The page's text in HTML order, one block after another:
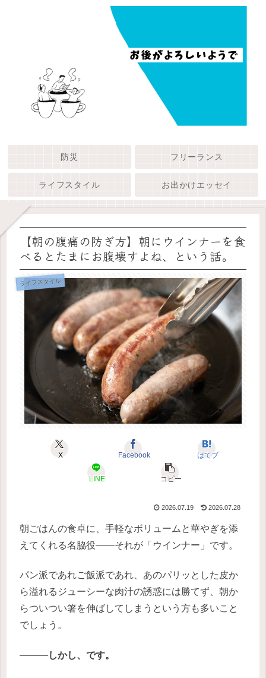
防災 フリーランス
ライフスタイル お出かけエッセイ
【朝の腹痛の防ぎ方】朝にウインナーを食
べるとたまにお腹壊すよね、という話。
ライフスタイル
X Facebook はてブ
LINE コピー
2026.07.19 2026.07.28
朝ごはんの食卓に、手軽なボリュームと華やぎを添
えてくれる名脇役——それが「ウインナー」です。
パン派であれご飯派であれ、あのパリッとした皮か
ら溢れるジューシーな肉汁の誘惑には勝てず、朝か
らついつい箸を伸ばしてしまうという方も多いこと
でしょう。
———しかし、です。